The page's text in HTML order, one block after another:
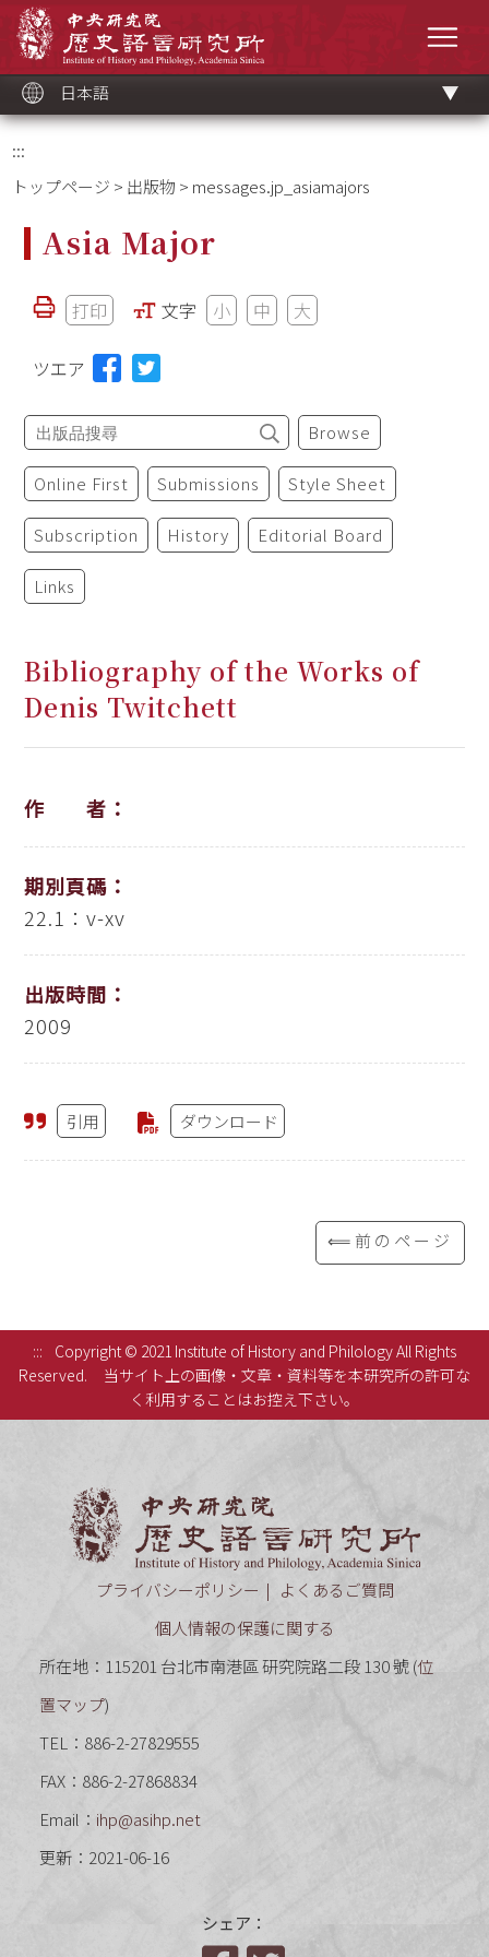
ッ
ク
日本語
:::
トップページ > 出版物 > messages.jp_asiamajors
Asia Major
打印 文字 小 中 大
ツエア
Browse
Online First Submissions Style Sheet
Subscription History Editorial Board
Links
Bibliography of the Works of
Denis Twitchett
作 者：
期別頁碼：
22.1：v-xv
出版時間：
2009
引用 ダウンロード
⟸前のページ
:::
Copyright © 2021 Institute of History and Philology All Rights
Reserved.
当サイト上の画像・文章・資料等を本研究所の許可な
く利用することはお控え下さい。
プライバシーポリシー
よくあるご質問
個人情報の保護に関する
所在地：115201 台北市南港區 研究院路二段 130 號 (位
置マップ)
TEL：886-2-27829555
FAX：886-2-27868834
Email： ihp@asihp.net
更新：2021-06-16
シェア：